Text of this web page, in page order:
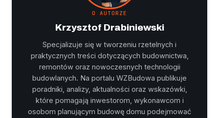
O AUTORZE
Krzysztof Drabiniewski
Specjalizuje się w tworzeniu rzetelnych i
praktycznych treści dotyczących budownictwa,
remontów oraz nowoczesnych technologii
budowlanych. Na portalu WZBudowa publikuje
poradniki, analizy, aktualności oraz wskazówki,
które pomagają inwestorom, wykonawcom i
osobom planującym budowę domu podejmować